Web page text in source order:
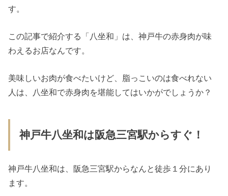
す。
この記事で紹介する「八坐和」は、神戸牛の赤身肉が味
わえるお店なんです。
美味しいお肉が食べたいけど、脂っこいのは食べれない
人は、八坐和で赤身肉を堪能してはいかがでしょうか？
神戸牛八坐和は阪急三宮駅からすぐ！
神戸牛八坐和は、阪急三宮駅からなんと徒歩１分にあり
ます。